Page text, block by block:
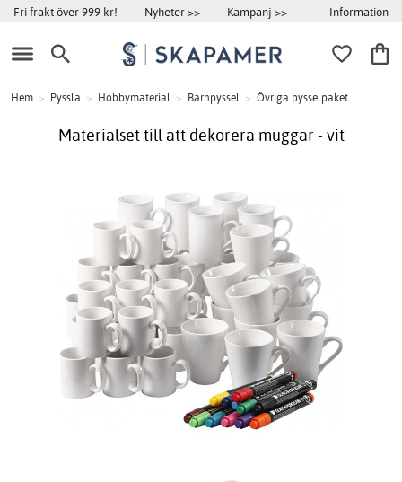
Fri frakt över 999 kr! Nyheter >> Kampanj >> Information
Hem > Pyssla > Hobbymaterial > Barnpyssel > Övriga pysselpaket
Materialset till att dekorera muggar - vit